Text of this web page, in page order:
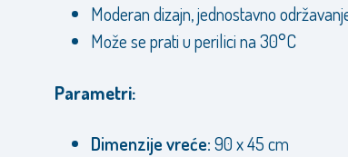
Moderan dizajn, jednostavno
Može se prati u perilici na 30°C
Parametri:
Dimenzije vreće:90 x 45 cm